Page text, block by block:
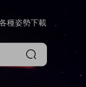
種姿勢下載